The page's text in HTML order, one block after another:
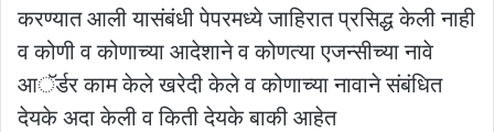
करण्यात आली यासंबंधी पेपरमध्ये जाहिरात प्रसिद्ध केली नाही
व कोणी व कोणाच्या आदेशाने व कोणत्या एजन्सीच्या नावे
आॅर्डर काम केले खरेदी केले व कोणाच्या नावाने संबंधित
देयके अदा केली व किती देयके बाकी आहेत